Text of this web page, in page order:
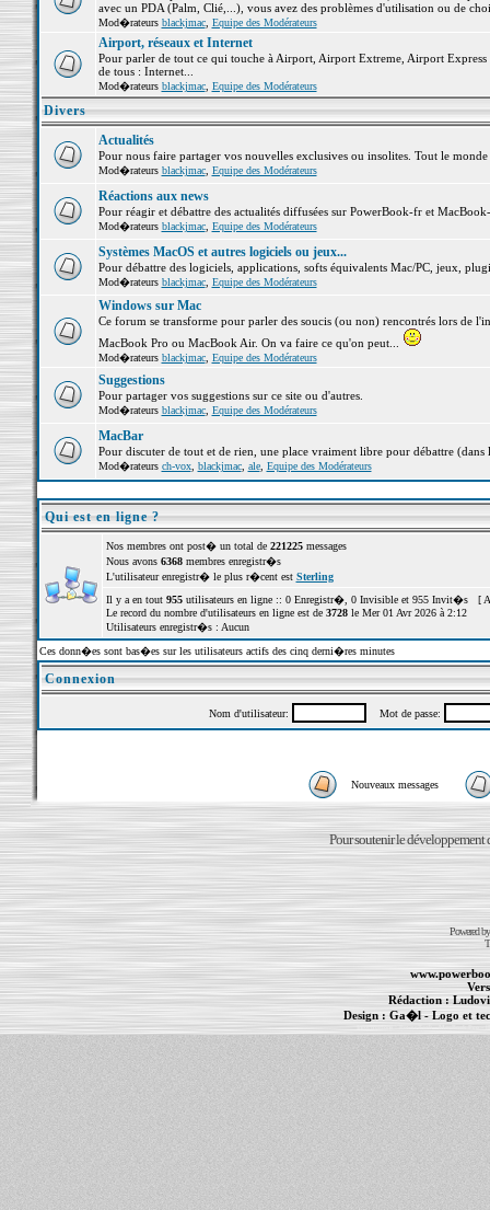
avec un PDA (Palm, Clié,...), vous avez des problèmes d'utilisation ou de
Mod�rateurs blackjmac, Equipe des Modérateurs
Airport, réseaux et Internet
Pour parler de tout ce qui touche à Airport, Airport Extreme, Airport
de tous : Internet...
Mod�rateurs blackjmac, Equipe des Modérateurs
Divers
Actualités
Pour nous faire partager vos nouvelles exclusives ou insolites. Tout le
Mod�rateurs blackjmac, Equipe des Modérateurs
Réactions aux news
Pour réagir et débattre des actualités diffusées sur PowerBook-fr et
Mod�rateurs blackjmac, Equipe des Modérateurs
Systèmes MacOS et autres logiciels ou jeux...
Pour débattre des logiciels, applications, softs équivalents Mac/PC, jeux,
Mod�rateurs blackjmac, Equipe des Modérateurs
Windows sur Mac
Ce forum se transforme pour parler des soucis (ou non) rencontrés lors de
MacBook Pro ou MacBook Air. On va faire ce qu'on peut...
Mod�rateurs blackjmac, Equipe des Modérateurs
Suggestions
Pour partager vos suggestions sur ce site ou d'autres.
Mod�rateurs blackjmac, Equipe des Modérateurs
MacBar
Pour discuter de tout et de rien, une place vraiment libre pour débattre (dans
Mod�rateurs ch-vox, blackjmac, ale, Equipe des Modérateurs
Qui est en ligne ?
Nos membres ont post� un total de 221225messages
Nous avons 6368membres enregistr�s
L'utilisateur enregistr� le plus r�cent est Sterling
Il y a en tout 955utilisateurs en ligne :: 0 Enregistr�, 0 Invisible et 955 Invit�s [
Le record du nombre d'utilisateurs en ligne est de 3728le Mer 01 Avr 2026 à 2:12
Utilisateurs enregistr�s : Aucun
Ces donn�es sont bas�es sur les utilisateurs actifs des cinq derni�res minutes
Connexion
Nom d'utilisateur: Mot de passe:
Nouveaux messages
Pour soutenir le développement
Powered
Rédaction :
Design : Ga�l- Logo et